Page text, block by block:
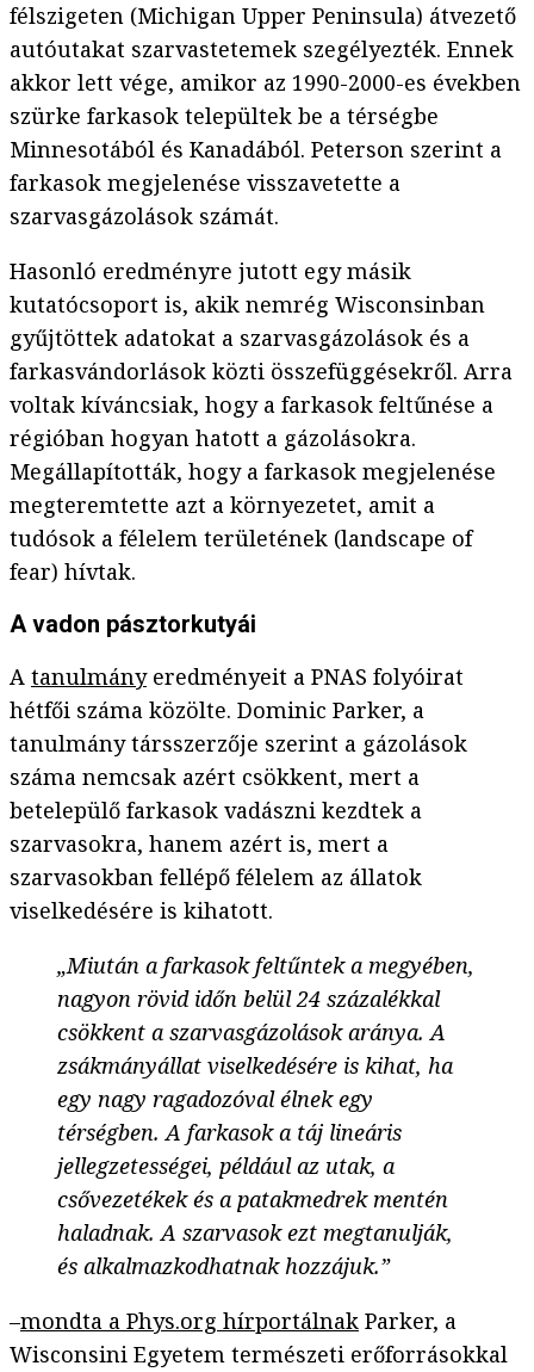
félszigeten (Michigan Upper Peninsula) átvezető
autóutakat szarvastetemek szegélyezték. Ennek
akkor lett vége, amikor az 1990-2000-es években
szürke farkasok települtek be a térségbe
Minnesotából és Kanadából. Peterson szerint a
farkasok megjelenése visszavetette a
szarvasgázolások számát.
Hasonló eredményre jutott egy másik
kutatócsoport is, akik nemrég Wisconsinban
gyűjtöttek adatokat a szarvasgázolások és a
farkasvándorlások közti összefüggésekről. Arra
voltak kíváncsiak, hogy a farkasok feltűnése a
régióban hogyan hatott a gázolásokra.
Megállapították, hogy a farkasok megjelenése
megteremtette azt a környezetet, amit a
tudósok a félelem területének (landscape of
fear) hívtak.
A vadon pásztorkutyái
A tanulmányeredményeit a PNAS folyóirat
hétfői száma közölte. Dominic Parker, a
tanulmány társszerzője szerint a gázolások
száma nemcsak azért csökkent, mert a
betelepülő farkasok vadászni kezdtek a
szarvasokra, hanem azért is, mert a
szarvasokban fellépő félelem az állatok
viselkedésére is kihatott.
„Miután a farkasok feltűntek a megyében,
nagyon rövid időn belül 24 százalékkal
csökkent a szarvasgázolások aránya. A
zsákmányállat viselkedésére is kihat, ha
egy nagy ragadozóval élnek egy
térségben. A farkasok a táj lineáris
jellegzetességei, például az utak, a
csővezetékek és a patakmedrek mentén
haladnak. A szarvasok ezt megtanulják,
és alkalmazkodhatnak hozzájuk.”
–mondta a Phys.org hírportálnak Parker, a
Wisconsini Egyetem természeti erőforrásokkal